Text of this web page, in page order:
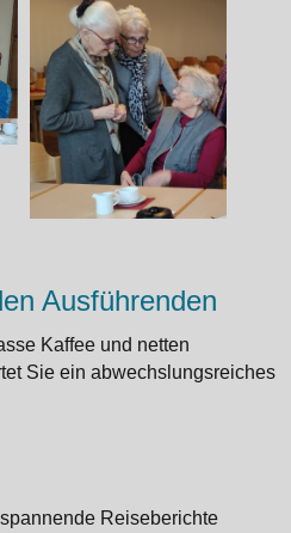
Ausführenden
Kaffee und netten
Sie ein abwechslungsreiches
Reiseberichte